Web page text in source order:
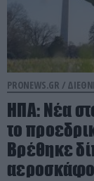
PRONEWS.GR /
ΗΠΑ: Nέα
το
Βρέθηκε